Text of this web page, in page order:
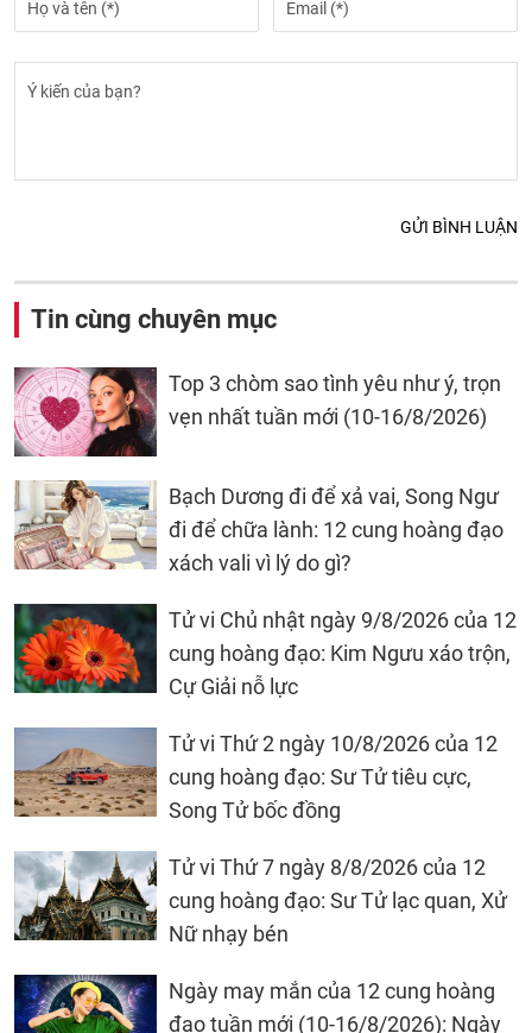
GỬI BÌNH LUẬN
Tin cùng chuyên mục
Top 3 chòm sao tình yêu như ý, trọn
vẹn nhất tuần mới (10-16/8/2026)
Bạch Dương đi để xả vai, Song Ngư
đi để chữa lành: 12 cung hoàng đạo
xách vali vì lý do gì?
Tử vi Chủ nhật ngày 9/8/2026 của 12
cung hoàng đạo: Kim Ngưu xáo trộn,
Cự Giải nỗ lực
Tử vi Thứ 2 ngày 10/8/2026 của 12
cung hoàng đạo: Sư Tử tiêu cực,
Song Tử bốc đồng
Tử vi Thứ 7 ngày 8/8/2026 của 12
cung hoàng đạo: Sư Tử lạc quan, Xử
Nữ nhạy bén
Ngày may mắn của 12 cung hoàng
đạo tuần mới (10-16/8/2026): Ngày